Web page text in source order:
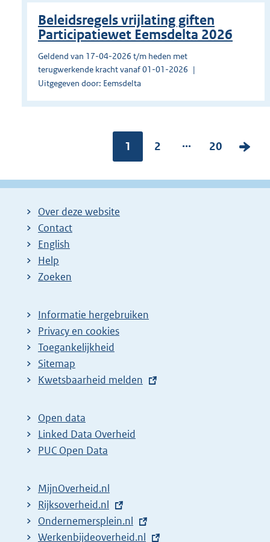
Beleidsregels vrijlating giften
Participatiewet Eemsdelta 2026
Geldend van 17-04-2026 t/m heden met
terugwerkende kracht vanaf 01-01-2026
Uitgegeven door: Eemsdelta
Pagina:
1
P
g
2 ...
P
g
20
V
l
Over deze website
Contact
English
Help
Zoeken
Informatie hergebruiken
Privacy en cookies
Toegankelijkheid
Sitemap
E
t
e
r
l
i
n
Kwetsbaarheid melden
Open data
Linked Data Overheid
PUC Open Data
MijnOverheid.nl
E
x
t
Rijksoverheid.nl
E
x
Ondernemersplein.nl
E
Werkenbijdeoverheid.nl